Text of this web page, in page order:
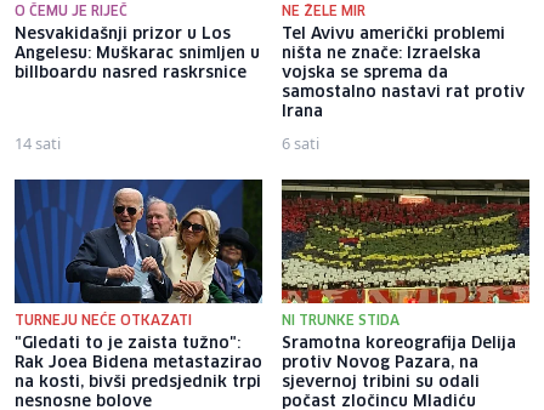
O ČEMU JE RIJEČ
Nesvakidašnji prizor u Los
Angelesu: Muškarac snimljen u
billboardu nasred raskrsnice
14 sati
NE ŽELE MIR
Tel Avivu američki problemi
ništa ne znače: Izraelska
vojska se sprema da
samostalno nastavi rat protiv
Irana
6 sati
TURNEJU NEĆE OTKAZATI
"Gledati to je zaista tužno":
Rak Joea Bidena metastazirao
na kosti, bivši predsjednik trpi
nesnosne bolove
NI TRUNKE STIDA
Sramotna koreografija Delija
protiv Novog Pazara, na
sjevernoj tribini su odali
počast zločincu Mladiću